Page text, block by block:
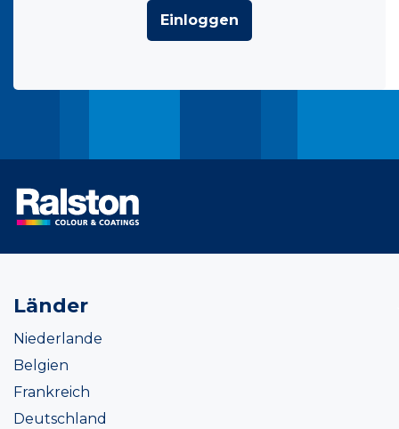
Einloggen
Länder
Niederlande
Belgien
Frankreich
Deutschland